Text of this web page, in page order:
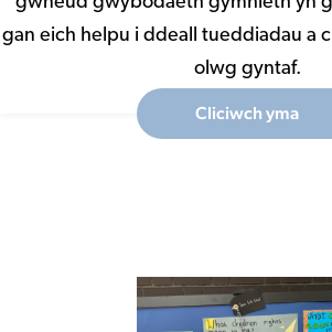
gan eich helpu i ddeall tueddiadau a
olwg gyntaf.
Cliciwch yma